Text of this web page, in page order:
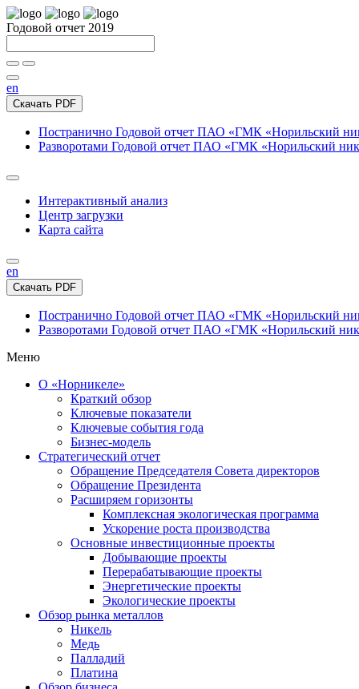
Годовой отчет 2019
en
Скачать PDF
Постранично Годовой отчет ПАО «ГМК «Норильский
Разворотами Годовой отчет ПАО «ГМК «Норильский
Интерактивный анализ
Центр загрузки
Карта сайта
en
Скачать PDF
Постранично Годовой отчет ПАО «ГМК «Норильский
Разворотами Годовой отчет ПАО «ГМК «Норильский
Меню
О «Норникеле»
Краткий обзор
Ключевые показатели
Ключевые события года
Бизнес-модель
Стратегический отчет
Обращение Председателя Совета директоров
Обращение Президента
Расширяем горизонты
Комплексная экологическая программа
Ускорение роста производства
Основные инвестиционные проекты
Добывающие проекты
Перерабатывающие проекты
Энергетические проекты
Экологические проекты
Обзор рынка металлов
Никель
Медь
Палладий
Платина